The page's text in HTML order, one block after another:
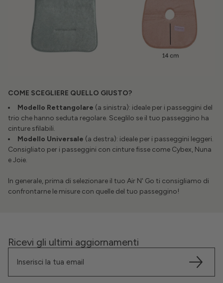
COME SCEGLIERE QUELLO GIUSTO?
Modello Rettangolare (a sinistra): ideale per i passeggini del
trio che hanno seduta regolare. Sceglilo se il tuo passeggino ha
cinture sfilabili.
Modello Universale (a destra): ideale per i passeggini leggeri.
Consigliato per i passeggini con cinture fisse come Cybex, Nuna
e Joie.
In generale, prima di selezionare il tuo Air N' Go ti consigliamo di
confrontarne le misure con quelle del tuo passeggino!
Ricevi gli ultimi aggiornamenti